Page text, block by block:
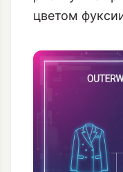
цветом